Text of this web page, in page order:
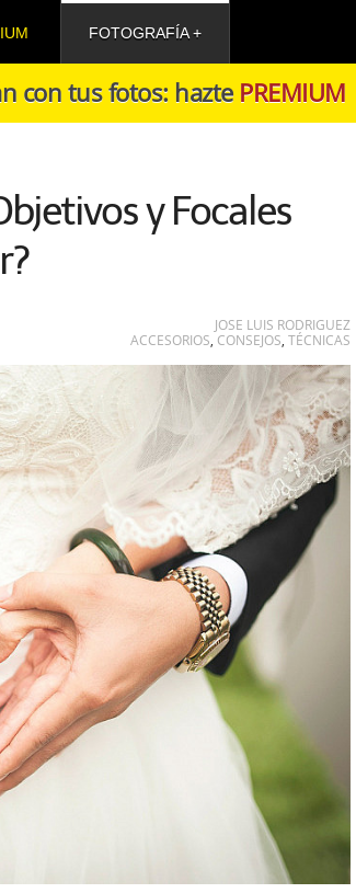
FOTOGRAFÍA
con tus fotos: hazte PREMIUM
y Focales
JOSE LUIS RODRIGUEZ
ACCESORIOS, CONSEJOS, TÉCNICAS